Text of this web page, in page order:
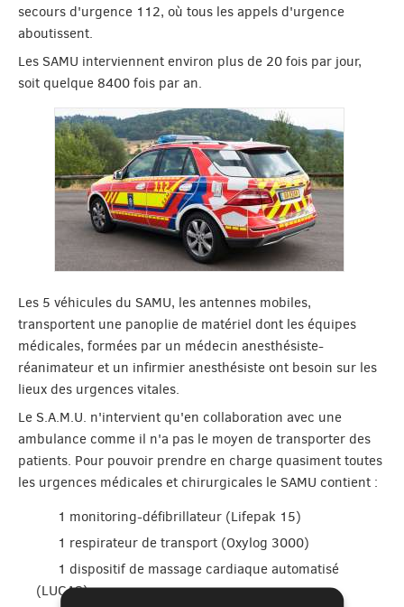
secours d'urgence 112, où tous les appels d'urgence
aboutissent.
Les SAMU interviennent environ plus de 20 fois par jour,
soit quelque 8400 fois par an.
Les 5 véhicules du SAMU, les antennes mobiles,
transportent une panoplie de matériel dont les équipes
médicales, formées par un médecin anesthésiste-
réanimateur et un infirmier anesthésiste ont besoin sur les
lieux des urgences vitales.
Le S.A.M.U. n'intervient qu'en collaboration avec une
ambulance comme il n'a pas le moyen de transporter des
patients. Pour pouvoir prendre en charge quasiment toutes
les urgences médicales et chirurgicales le SAMU contient :
1 monitoring-défibrillateur (Lifepak 15)
1 respirateur de transport (Oxylog 3000)
1 dispositif de massage cardiaque automatisé
(LUCAS)